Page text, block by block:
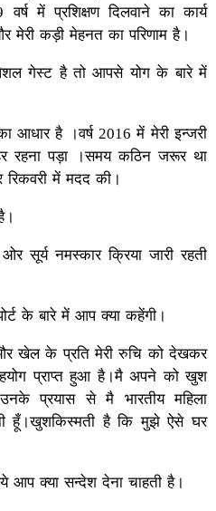
में प्रशिक्षण दिलवाने का कार्य
मेरी कड़ी मेहनत का परिणाम है।
गेस्ट है तो आपसे योग के बारे में
आधार है ।वर्ष 2016 में मेरी इन्जरी
रहना पड़ा ।समय कठिन जरूर था
रिकवरी में मदद की।
सूर्य नमस्कार क्रिया जारी रहती
के बारे में आप क्या कहेंगी।
खेल के प्रति मेरी रुचि को देखकर
प्राप्त हुआ है।मै अपने को खुश
प्रयास से मै भारतीय महिला
हूँ।खुशकिस्मती है कि मुझे ऐसे घर
आप क्या सन्देश देना चाहती है।